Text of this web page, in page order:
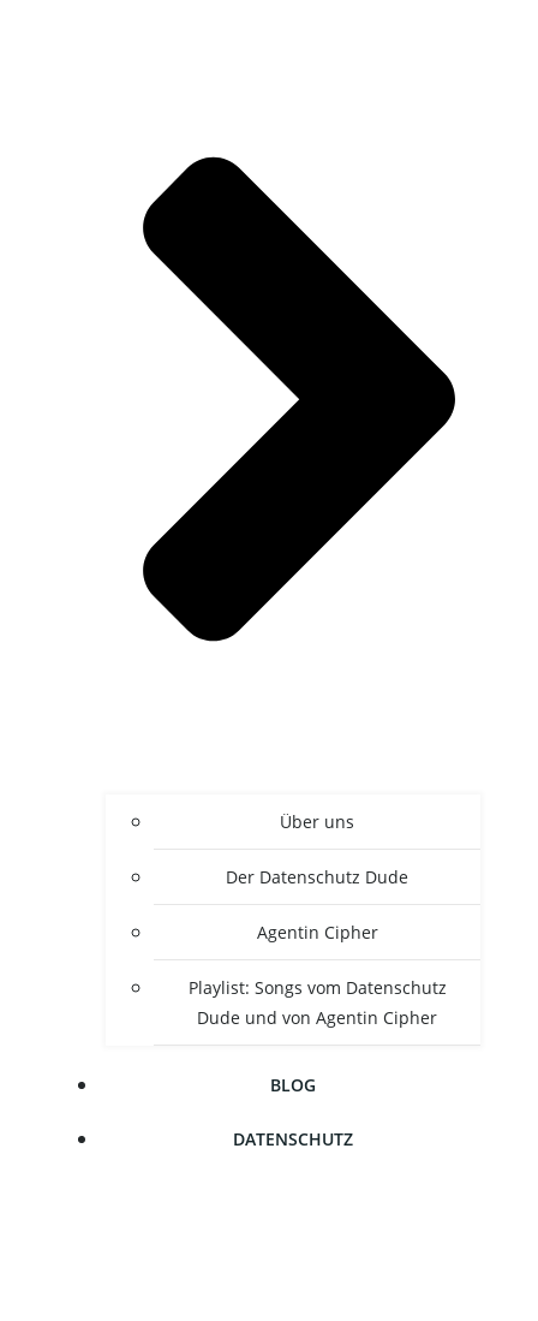
Über uns
Der Daten­schutz Dude
Agen­tin Cipher
Play­list: Songs vom Daten­schutz
Dude und von Agen­tin Cipher
BLOG
DATEN­SCHUTZ